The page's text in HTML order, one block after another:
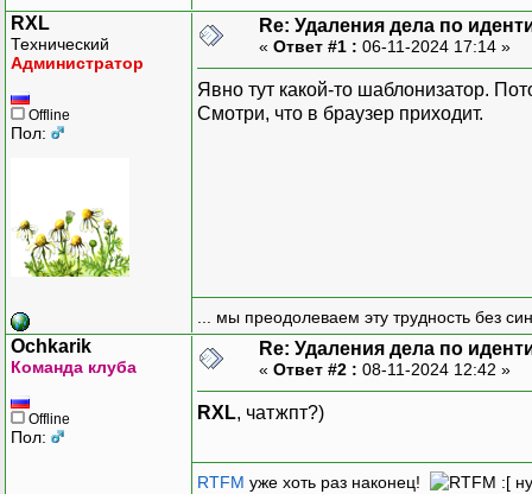
{id}
<
Удалить
</
</div
RXL
Технический
Администратор
Offline
Пол:
Re: Удаления дела по
« Ответ #1 : 06-11-2024 17:14 »
Явно тут какой-то шаблонизатор.
Смотри, что в браузер приходит.
... мы преодолеваем эту трудность без
Ochkarik
Команда клуба
Offline
Пол:
Re: Удаления дела по
« Ответ #2 : 08-11-2024 12:42 »
RXL, чатжпт?)
RTFM уже хоть раз наконец! :[